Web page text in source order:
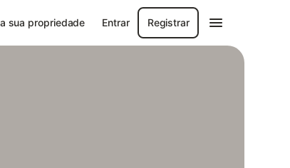
sua propriedade Entrar Registrar